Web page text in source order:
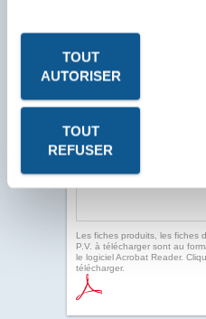
TOUT
AUTORISER
TOUT
REFUSER
Les fiches produits, les fiches
P.V. à télécharger sont au
le logiciel Acrobat Reader.
télécharger.